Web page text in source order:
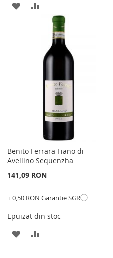
ADAUGATI
PENTRU
COMPARARE
Benito Ferrara Fiano di
Avellino Sequenzha
141,09 RON
+ 0,50 RON Garantie SGRⓘ
Epuizat din stoc
ADAUGATI